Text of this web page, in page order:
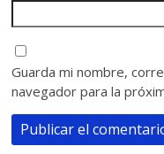
Guarda mi nombre,
navegador para la